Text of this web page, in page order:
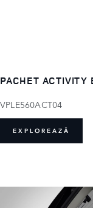
PACHET ACTIVITY
VPLE560ACT04
EXPLOREAZĂ